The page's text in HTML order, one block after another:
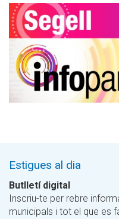
Estigues al dia
Butlletí digital
Inscriu-te per rebre
municipals i tot el que es